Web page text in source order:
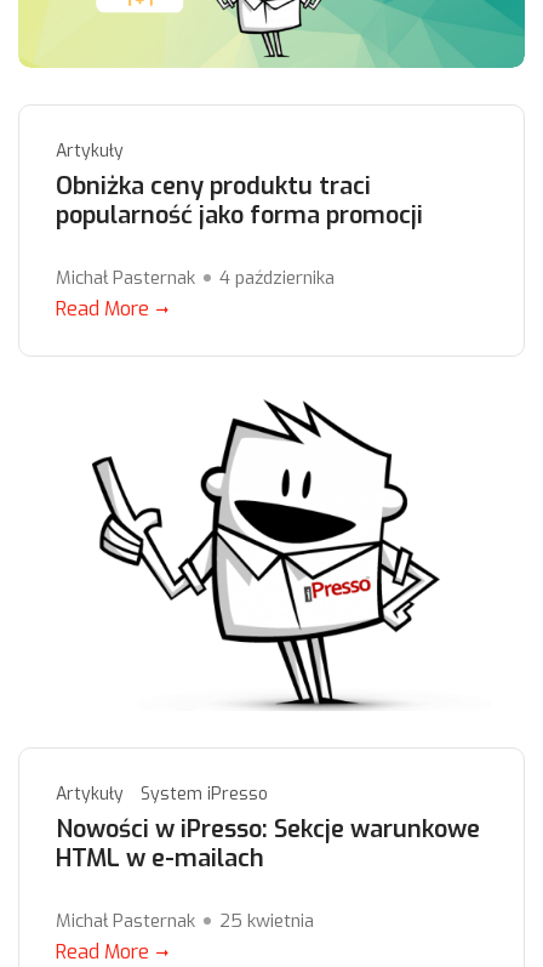
Artykuły
Obniżka ceny produktu traci
popularność jako forma promocji
Michał Pasternak 4 października
Read More
Artykuły System iPresso
Nowości w iPresso: Sekcje warunkowe
HTML w e-mailach
Michał Pasternak 25 kwietnia
Read More